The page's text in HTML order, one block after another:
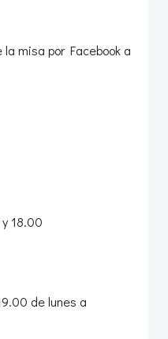
misa por Facebook a
18.00
de lunes a